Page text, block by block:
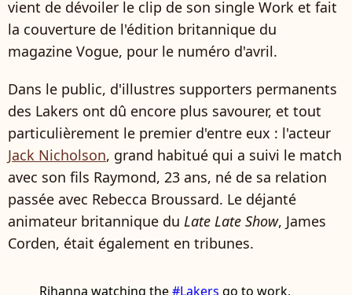
vient de dévoiler le clip de son single Work et fait
la couverture de l'édition britannique du
magazine Vogue, pour le numéro d'avril.
Dans le public, d'illustres supporters permanents
des Lakers ont dû encore plus savourer, et tout
particulièrement le premier d'entre eux : l'acteur
Jack Nicholson, grand habitué qui a suivi le match
avec son fils Raymond, 23 ans, né de sa relation
passée avec Rebecca Broussard. Le déjanté
animateur britannique du Late Late Show, James
Corden, était également en tribunes.
Rihanna watching the#Lakers go to work,